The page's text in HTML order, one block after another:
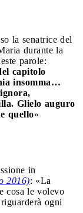
la senatrice del
durante la
parole:
capitolo
insomma…
Glielo auguro
quello»
in
2016): «La
cosa le volevo
ogni